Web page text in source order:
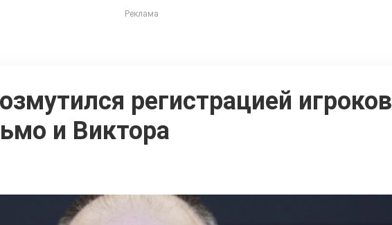
регистрацией игроков
и Виктора